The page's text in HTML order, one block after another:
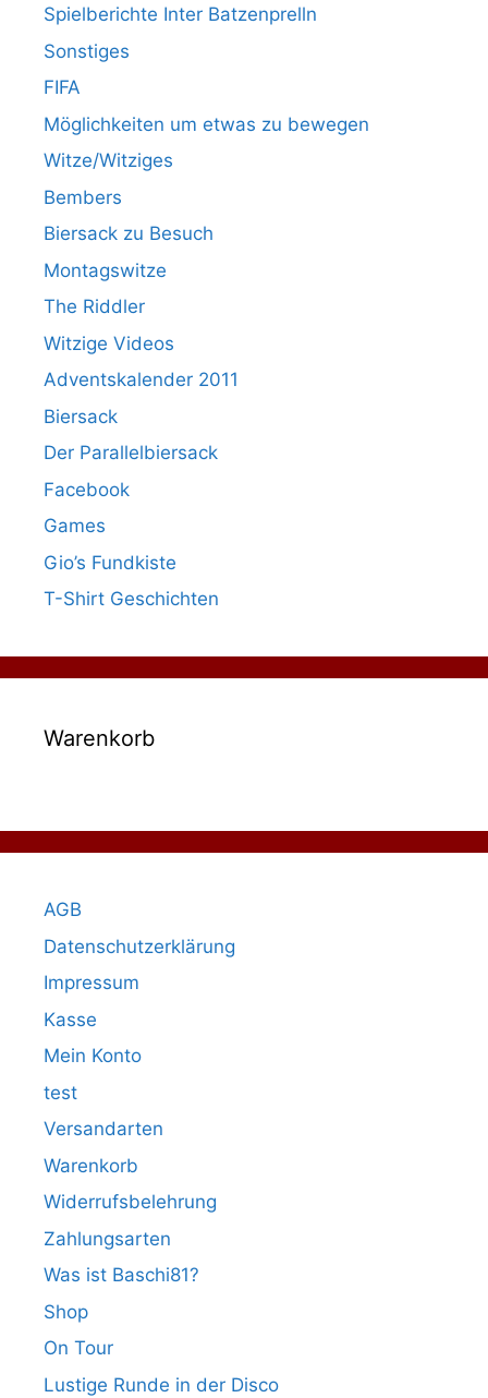
Spielberichte Inter Batzenprelln
Sonstiges
FIFA
Möglichkeiten um etwas zu bewegen
Witze/Witziges
Bembers
Biersack zu Besuch
Montagswitze
The Riddler
Witzige Videos
Adventskalender 2011
Biersack
Der Parallelbiersack
Facebook
Games
Gio’s Fundkiste
T-Shirt Geschichten
Warenkorb
AGB
Datenschutzerklärung
Impressum
Kasse
Mein Konto
test
Versandarten
Warenkorb
Widerrufsbelehrung
Zahlungsarten
Was ist Baschi81?
Shop
On Tour
Lustige Runde in der Disco